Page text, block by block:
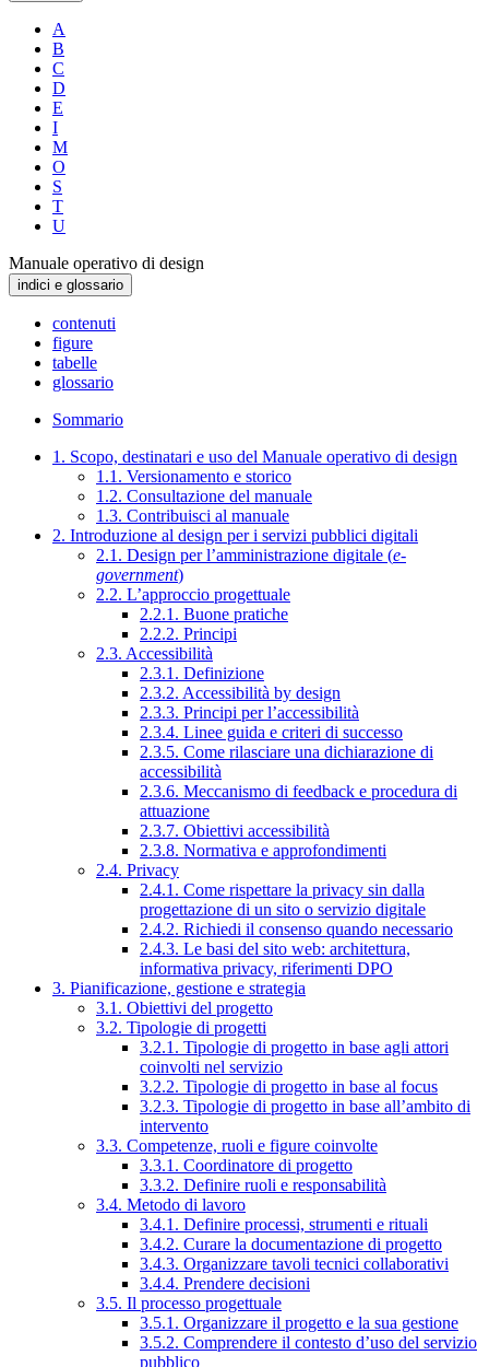
A
B
C
D
E
I
M
O
S
T
U
Manuale operativo di design
indici e glossario
contenuti
figure
tabelle
glossario
Sommario
1. Scopo, destinatari e uso del Manuale operativo di design
1.1. Versionamento e storico
1.2. Consultazione del manuale
1.3. Contribuisci al manuale
2. Introduzione al design per i servizi pubblici digitali
2.1. Design per l’amministrazione digitale (e-
government)
2.2. L’approccio progettuale
2.2.1. Buone pratiche
2.2.2. Principi
2.3. Accessibilità
2.3.1. Definizione
2.3.2. Accessibilità by design
2.3.3. Principi per l’accessibilità
2.3.4. Linee guida e criteri di successo
2.3.5. Come rilasciare una dichiarazione di
accessibilità
2.3.6. Meccanismo di feedback e procedura di
attuazione
2.3.7. Obiettivi accessibilità
2.3.8. Normativa e approfondimenti
2.4. Privacy
2.4.1. Come rispettare la privacy sin dalla
progettazione di un sito o servizio digitale
2.4.2. Richiedi il consenso quando necessario
2.4.3. Le basi del sito web: architettura,
informativa privacy, riferimenti DPO
3. Pianificazione, gestione e strategia
3.1. Obiettivi del progetto
3.2. Tipologie di progetti
3.2.1. Tipologie di progetto in base agli attori
coinvolti nel servizio
3.2.2. Tipologie di progetto in base al focus
3.2.3. Tipologie di progetto in base all’ambito di
intervento
3.3. Competenze, ruoli e figure coinvolte
3.3.1. Coordinatore di progetto
3.3.2. Definire ruoli e responsabilità
3.4. Metodo di lavoro
3.4.1. Definire processi, strumenti e rituali
3.4.2. Curare la documentazione di progetto
3.4.3. Organizzare tavoli tecnici collaborativi
3.4.4. Prendere decisioni
3.5. Il processo progettuale
3.5.1. Organizzare il progetto e la sua gestione
3.5.2. Comprendere il contesto d’uso del servizio
pubblico